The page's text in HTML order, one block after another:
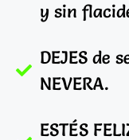
y sin
DEJES de
NEVERA.
ESTÉS